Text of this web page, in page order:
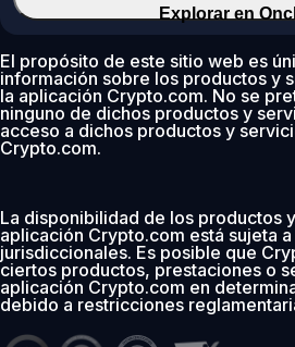
Explorar en
El propósito de este sitio web es
información sobre los productos y
la aplicación Crypto.com. No se
ninguno de dichos productos y
acceso a dichos productos y
Crypto.com.
La disponibilidad de los productos
aplicación Crypto.com está sujeta
jurisdiccionales. Es posible que
ciertos productos, prestaciones o
aplicación Crypto.com en
debido a restricciones